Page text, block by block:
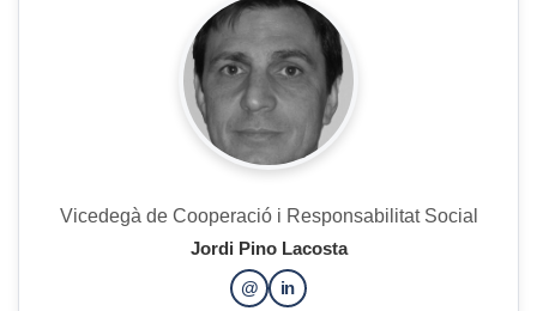
Vicedegà de Cooperació i Responsabilitat Social
Jordi Pino Lacosta
@
in